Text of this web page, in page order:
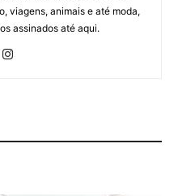
viagens, animais e até moda,
assinados até aqui.